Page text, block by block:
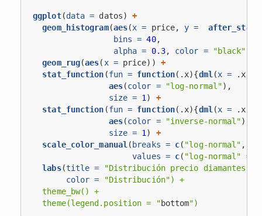
ggplot(data = datos) +
geom_histogram(aes(x = price, y = after_stat
bins = 40,
alpha =
0.3, color = "black"
geom_rug(aes( x = price)) +
stat_function (fun = function(.x){dml (x = .x,
aes(color = "log-normal"),
size = 1 ) +
stat_function (fun = function(.x){dml (x = .x,
aes(color = "inverse-normal"),
size = 1 ) +
scale_color_manual ( breaks = c( "log-normal" ,
values = c( "log-normal" =
labs(title = "Distribución precio diamantes"
color =
"Distribución") +
  theme_bw() +
  theme(legend.position = "
bottom")